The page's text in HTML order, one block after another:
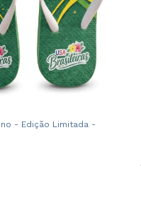
- Edição Limitada -